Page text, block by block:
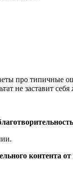
про
не заставит себя
контента